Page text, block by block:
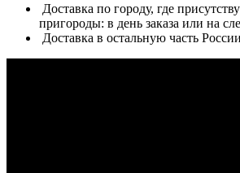
Доставка по городу, где
пригороды: в день заказа или на
Доставка в остальную часть